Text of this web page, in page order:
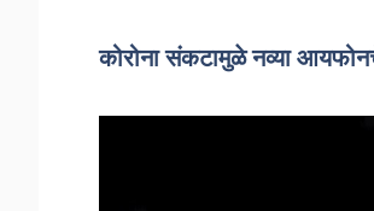
कोरोना संकटामुळे नव्या